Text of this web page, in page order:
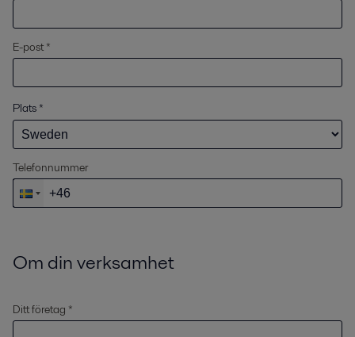
E-post *
Plats *
Telefonnummer
Om din verksamhet
Ditt företag *